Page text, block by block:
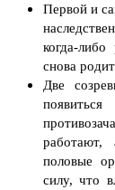
Первой и
когда-
снова
Две
работают,
половые
силу, что